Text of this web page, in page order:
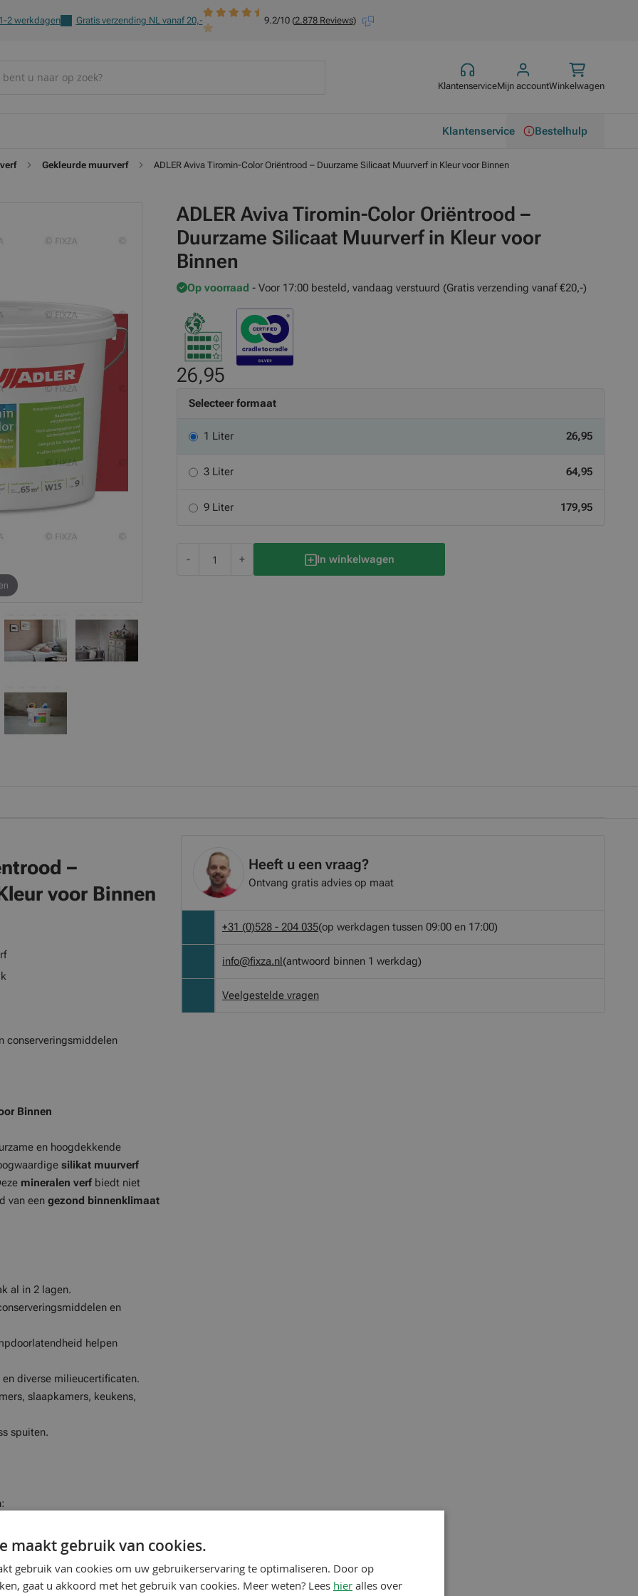
2 werkdagen Gratis verzending NL vanaf 20,- 9.2/10 (2.878 Reviews)
KlantenserviceMijn accountWinkelwagen
Klantenservice Bestelhulp
Gekleurde muurverf ADLER Aviva Tiromin-Color Oriëntrood – Duurzame Silicaat Muurverf in Kleur voor Binnen
ADLER Aviva Tiromin-Color Oriëntrood –
Duurzame Silicaat Muurverf in Kleur voor
Binnen
Op voorraad - Voor 17:00 besteld, vandaag verstuurd (Gratis verzending vanaf €20,-)
26,95
Selecteer formaat
1 Liter 26,95
3 Liter 64,95
9 Liter 179,95
- + In winkelwagen
–
voor Binnen
conserveringsmiddelen
Binnen
en hoogdekkende
silikat muurverf
mineralen verf biedt niet
van een gezond binnenklimaat
al in 2 lagen.
en
helpen
en diverse milieucertificaten.
slaapkamers, keukens,
spuiten.
gangen en keukens
Heeft u een vraag?
Ontvang gratis advies op maat
+31 (0)528 - 204 035(op werkdagen tussen 09:00 en 17:00)
info@fixza.nl(antwoord binnen 1 werkdag)
Veelgestelde vragen
maakt gebruik van cookies.
gebruik van cookies om uw gebruikerservaring te optimaliseren. Door op
gaat u akkoord met het gebruik van cookies. Meer weten? Lees hier alles over